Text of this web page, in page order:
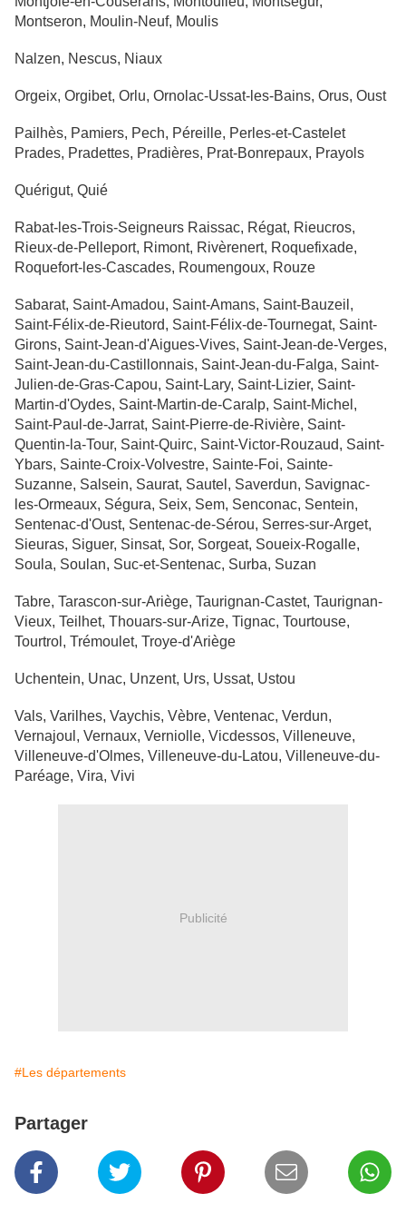
Montseron, Moulin-Neuf, Moulis
Nalzen, Nescus, Niaux
Orgeix, Orgibet, Orlu, Ornolac-Ussat-les-Bains, Orus, Oust
Pailhès, Pamiers, Pech, Péreille, Perles-et-Castelet
Prades, Pradettes, Pradières, Prat-Bonrepaux, Prayols
Quérigut, Quié
Rabat-les-Trois-Seigneurs Raissac, Régat, Rieucros,
Rieux-de-Pelleport, Rimont, Rivèrenert, Roquefixade,
Roquefort-les-Cascades, Roumengoux, Rouze
Sabarat, Saint-Amadou, Saint-Amans, Saint-Bauzeil,
Saint-Félix-de-Rieutord, Saint-Félix-de-Tournegat, Saint-
Girons, Saint-Jean-d'Aigues-Vives, Saint-Jean-de-Verges,
Saint-Jean-du-Castillonnais, Saint-Jean-du-Falga, Saint-
Julien-de-Gras-Capou, Saint-Lary, Saint-Lizier, Saint-
Martin-d'Oydes, Saint-Martin-de-Caralp, Saint-Michel,
Saint-Paul-de-Jarrat, Saint-Pierre-de-Rivière, Saint-
Quentin-la-Tour, Saint-Quirc, Saint-Victor-Rouzaud, Saint-
Ybars, Sainte-Croix-Volvestre, Sainte-Foi, Sainte-
Suzanne, Salsein, Saurat, Sautel, Saverdun, Savignac-
les-Ormeaux, Ségura, Seix, Sem, Senconac, Sentein,
Sentenac-d'Oust, Sentenac-de-Sérou, Serres-sur-Arget,
Sieuras, Siguer, Sinsat, Sor, Sorgeat, Soueix-Rogalle,
Soula, Soulan, Suc-et-Sentenac, Surba, Suzan
Tabre, Tarascon-sur-Ariège, Taurignan-Castet, Taurignan-
Vieux, Teilhet, Thouars-sur-Arize, Tignac, Tourtouse,
Tourtrol, Trémoulet, Troye-d'Ariège
Uchentein, Unac, Unzent, Urs, Ussat, Ustou
Vals, Varilhes, Vaychis, Vèbre, Ventenac, Verdun,
Vernajoul, Vernaux, Verniolle, Vicdessos, Villeneuve,
Villeneuve-d'Olmes, Villeneuve-du-Latou, Villeneuve-du-
Paréage, Vira, Vivi
Publicité
#Les départements
Partager